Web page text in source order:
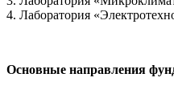
4. Лаборатория
Основные направления